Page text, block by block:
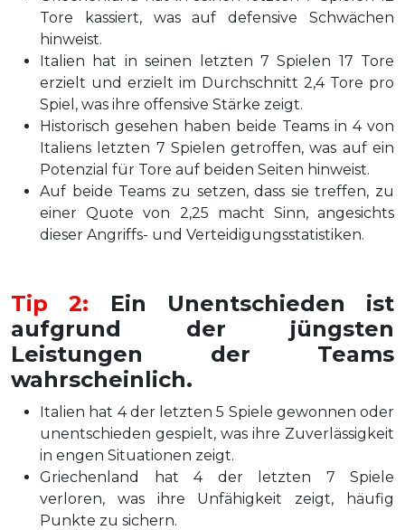
Tore kassiert, was auf defensive Schwächen
hinweist.
Italien hat in seinen letzten 7 Spielen 17 Tore
erzielt und erzielt im Durchschnitt 2,4 Tore pro
Spiel, was ihre offensive Stärke zeigt.
Historisch gesehen haben beide Teams in 4 von
Italiens letzten 7 Spielen getroffen, was auf ein
Potenzial für Tore auf beiden Seiten hinweist.
Auf beide Teams zu setzen, dass sie treffen, zu
einer Quote von 2,25 macht Sinn, angesichts
dieser Angriffs- und Verteidigungsstatistiken.
Tip 2: Ein Unentschieden ist
aufgrund der jüngsten
Leistungen der Teams
wahrscheinlich.
Italien hat 4 der letzten 5 Spiele gewonnen oder
unentschieden gespielt, was ihre Zuverlässigkeit
in engen Situationen zeigt.
Griechenland hat 4 der letzten 7 Spiele
verloren, was ihre Unfähigkeit zeigt, häufig
Punkte zu sichern.